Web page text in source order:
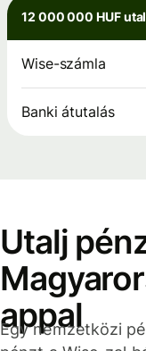
12 000 000 HUF
Wise-számla
Banki átutalás
Utalj
appal
Egy nemzetközi